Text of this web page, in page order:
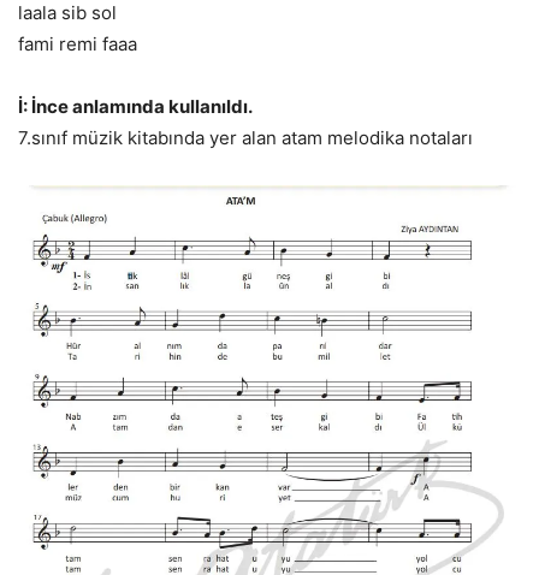
laala sib sol
fami remi faaa
İ: İnce anlamında kullanıldı.
7.sınıf müzik kitabında yer alan atam melodika notaları